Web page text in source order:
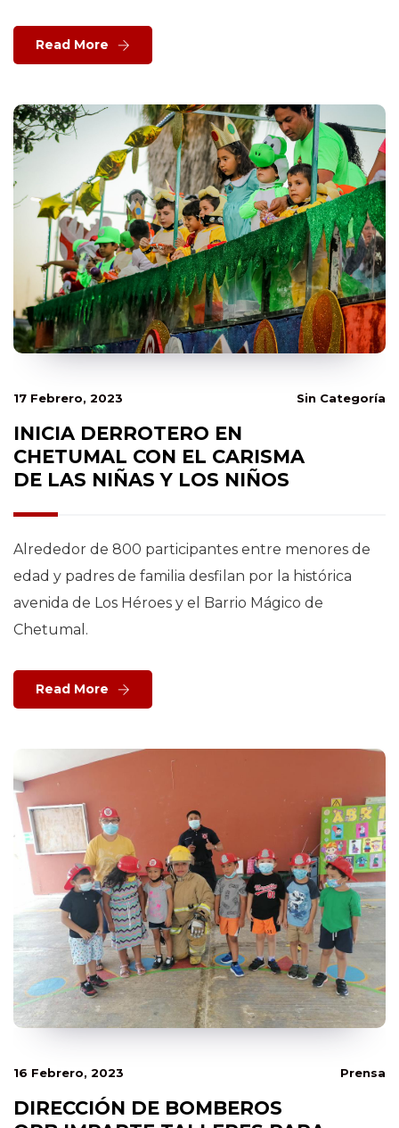
Read More
17 Febrero, 2023 Sin Categoría
INICIA DERROTERO EN
CHETUMAL CON EL CARISMA
DE LAS NIÑAS Y LOS NIÑOS
Alrededor de 800 participantes entre menores de
edad y padres de familia desfilan por la histórica
avenida de Los Héroes y el Barrio Mágico de
Chetumal.
Read More
16 Febrero, 2023 Prensa
DIRECCIÓN DE BOMBEROS